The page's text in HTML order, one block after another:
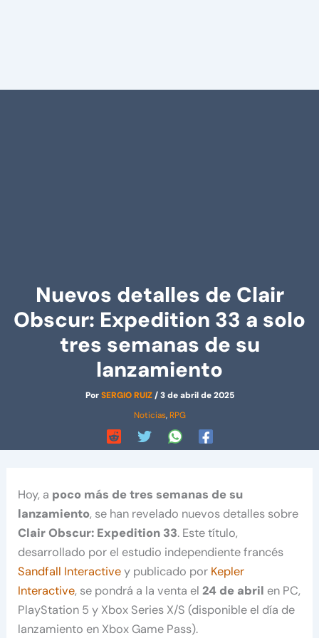
Nuevos detalles de Clair
Obscur: Expedition 33 a solo
tres semanas de su
lanzamiento
PorSERGIO RUIZ/3 de abril de 2025
Noticias, RPG
Hoy, a poco más de tres semanas de su
lanzamiento, se han revelado nuevos detalles sobre
Clair Obscur: Expedition 33. Este título,
desarrollado por el estudio independiente francés
Sandfall Interactivey publicado por Kepler
Interactive, se pondrá a la venta el24 de abril en PC,
PlayStation 5 y Xbox Series X/S (disponible el día de
lanzamiento en Xbox Game Pass).